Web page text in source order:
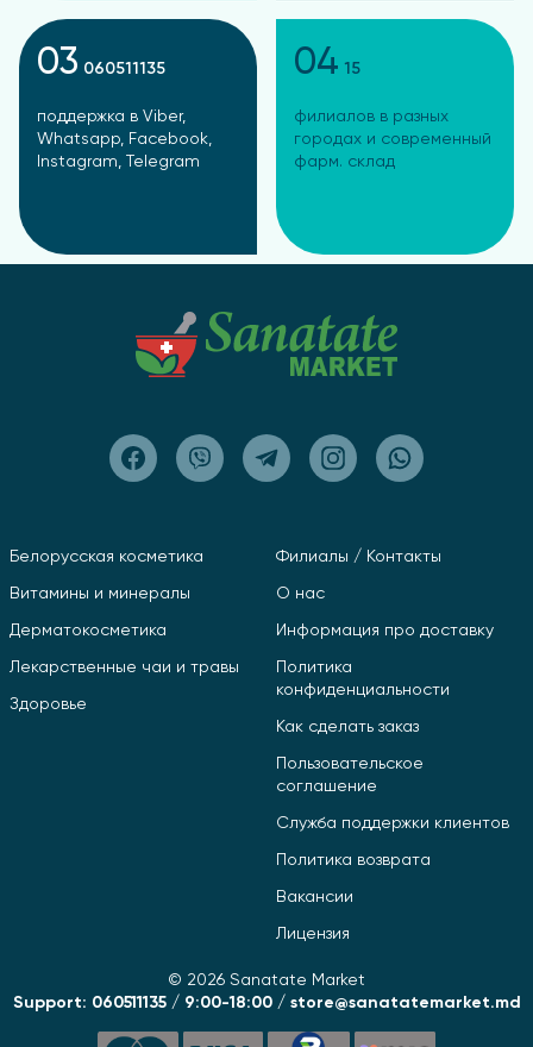
03 060511135
поддержка в Viber,
Whatsapp, Facebook,
Instagram, Telegram
04 15
филиалов в разных
городах и современный
фарм. склад
Белорусская косметика
Витамины и минералы
Дерматокосметика
Лекарственные чаи и травы
Здоровье
Филиалы / Контакты
О нас
Информация про доставку
Политика
конфиденциальности
Как сделать заказ
Пользовательское
соглашение
Служба поддержки клиентов
Политика возврата
Вакансии
Лицензия
© 2026 Sanatate Market
Support: 060511135 / 9:00-18:00 / store@sanatatemarket.md